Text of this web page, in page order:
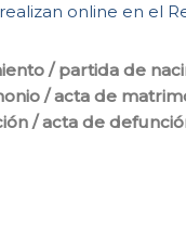
online en el
/ partida de
/ acta de
/ acta de